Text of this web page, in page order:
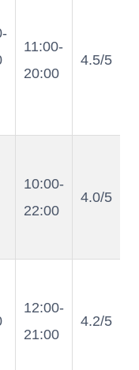
11:00-
20:00
4.5/5
10:00-
22:00
4.0/5
12:00-
21:00
4.2/5